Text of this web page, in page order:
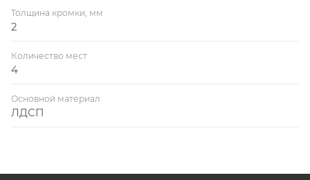
Толщина кромки, мм
2
Количество мест
4
Основной материал
ЛДСП